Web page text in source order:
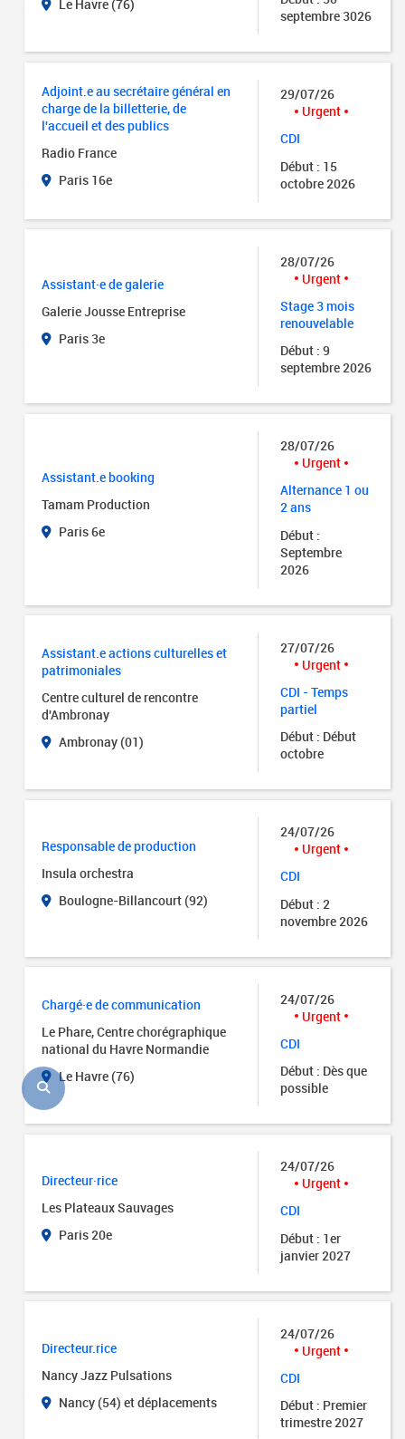
Le Havre (76)
septembre 3026
Adjoint.e au secrétaire général en
charge de la billetterie, de
l'accueil et des publics
Radio France
Paris 16e
29/07/26
Urgent
CDI
Début : 15
octobre 2026
Assistant·e de galerie
Galerie Jousse Entreprise
Paris 3e
28/07/26
Urgent
Stage 3 mois
renouvelable
Début : 9
septembre 2026
Assistant.e booking
Tamam Production
Paris 6e
28/07/26
Urgent
Alternance 1 ou
2 ans
Début :
Septembre
2026
Assistant.e actions culturelles et
patrimoniales
Centre culturel de rencontre
d'Ambronay
Ambronay (01)
27/07/26
Urgent
CDI - Temps
partiel
Début : Début
octobre
Responsable de production
Insula orchestra
Boulogne-Billancourt (92)
24/07/26
Urgent
CDI
Début : 2
novembre 2026
Chargé·e de communication
Le Phare, Centre chorégraphique
national du Havre Normandie
Le Havre (76)
24/07/26
Urgent
CDI
Début : Dès que
possible
Directeur·rice
Les Plateaux Sauvages
Paris 20e
24/07/26
Urgent
CDI
Début : 1er
janvier 2027
Directeur.rice
Nancy Jazz Pulsations
Nancy (54) et déplacements
24/07/26
Urgent
CDI
Début : Premier
trimestre 2027